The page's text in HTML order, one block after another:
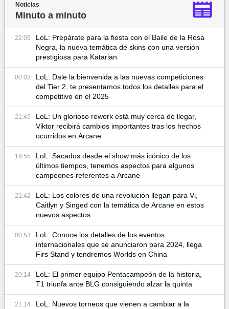
Noticias
Minuto a minuto
22:05
LoL: Prepárate para la fiesta con el Baile de la Rosa
Negra, la nueva temática de skins con una versión
prestigiosa para Katarian
00:03
LoL: Dale la bienvenida a las nuevas competiciones
del Tier 2, te presentamos todos los detalles para el
competitivo en el 2025
21:45
LoL: Un glorioso rework está muy cerca de llegar,
Viktor recibirá cambios importantes tras los hechos
ocurridos en Arcane
19:55
LoL: Sacados desde el show más icónico de los
últimos tiempos, tenemos aspectos para algunos
campeones referentes a Arcane
21:42
LoL: Los colores de una revolución llegan para Vi,
Caitlyn y Singed con la temática de Arcane en estos
nuevos aspectos
00:53
LoL: Conoce los detalles de los eventos
internacionales que se anunciaron para 2024, llega
Firs Stand y tendremos Worlds en China
20:14
LoL: El primer equipo Pentacampeón de la historia,
T1 triunfa ante BLG consiguiendo alzar la quinta
21:14
LoL: Nuevos torneos que vienen a cambiar a la